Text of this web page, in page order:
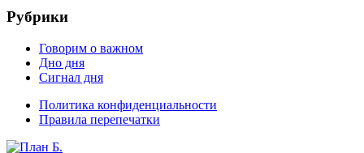
Рубрики
Говорим о важном
Дно дня
Сигнал дня
Политика конфиденциальности
Правила перепечатки